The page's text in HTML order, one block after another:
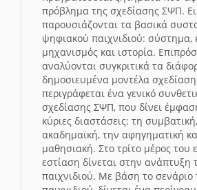
πρόβλημα της σχεδίασης ΣΨΠ.
παρουσιάζονται τα βασικά
ψηφιακού παιχνιδιού: σύστημα,
μηχανισμός και ιστορία.
αναλύονται συγκριτικά τα
δημοσιευμένα μοντέλα
περιγράφεται ένα γενικό
σχεδίασης ΣΨΠ, που δίνει
κύριες διαστάσεις: τη
ακαδημαϊκή, την αφηγηματική
μαθησιακή. Στο τρίτο μέρος του
εστίαση δίνεται στην
παιχνιδιού. Με βάση το σενάριο